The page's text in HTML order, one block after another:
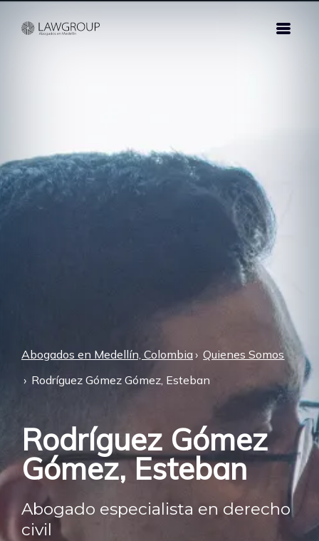
Abogados en Medellín, Colombia
Quienes Somos
Rodríguez Gómez Gómez, Esteban
Rodríguez Gómez
Gómez, Esteban
Abogado especialista en derecho
civil